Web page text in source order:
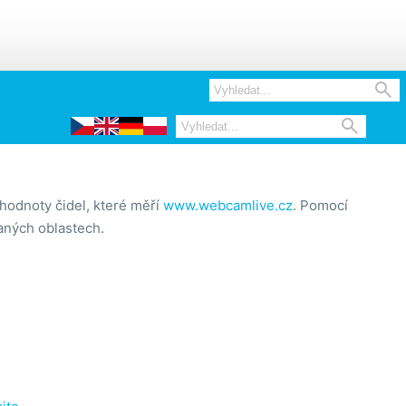


čidel, které měří www.webcamlive.cz. Pomocí
oblastech.